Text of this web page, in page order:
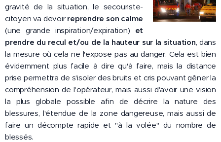
gravité de la situation, le secouriste-
citoyen va devoir reprendre son calme
(une grande inspiration/expiration) et
prendre du recul et/ou de la hauteur sur la situation, dans
la mesure où cela ne l'expose pas au danger. Cela est bien
évidemment plus facile à dire qu'à faire, mais la distance
prise permettra de s'isoler des bruits et cris pouvant gêner la
compréhension de l'opérateur, mais aussi d'avoir une vision
la plus globale possible afin de décrire la nature des
blessures, l'étendue de la zone dangereuse, mais aussi de
faire un décompte rapide et "à la volée" du nombre de
blessés.